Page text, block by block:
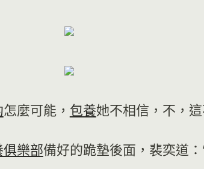
怎麼可能， 包養她不相信，不
俱樂部備好的跪墊後面，裴奕道